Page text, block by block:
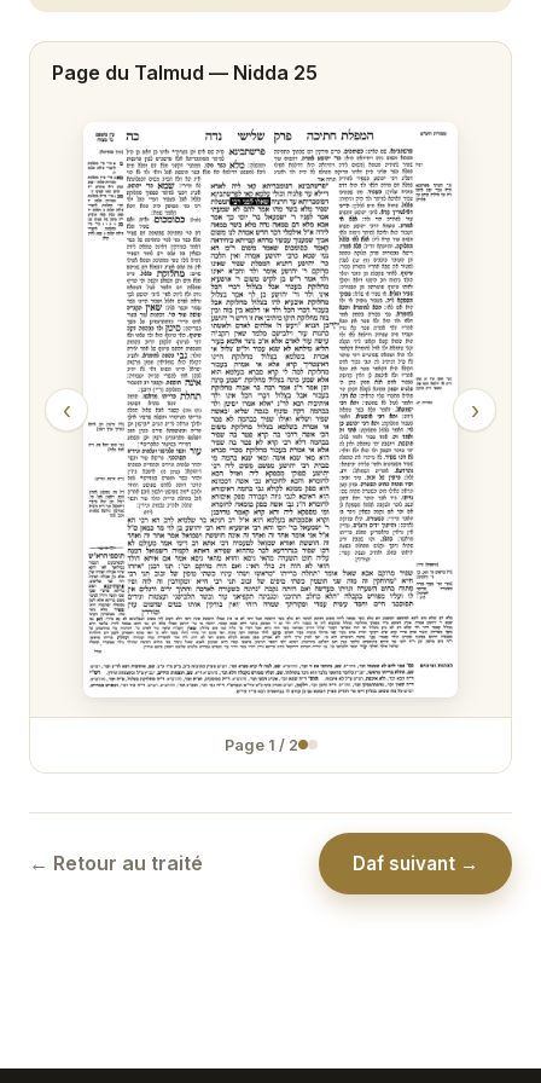
Nidda 20
Nidda 22
Nidda 23
Nidda 24
Nidda 25
Nidda 26
Nidda 27
Nidda 28
Nidda 29
Nidda 30
Nidda 31
Nidda 32
Nidda 33
Nidda 35
Nidda 41
Page du Talmud — Nidda 25
‹ ›
Page 1 / 2
← Retour au traité Daf suivant →